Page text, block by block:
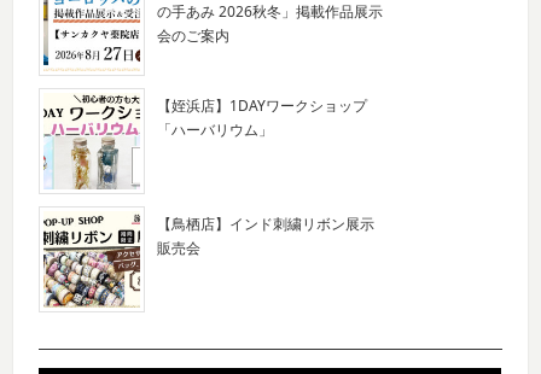
の手あみ 2026秋冬」掲載作品展示
会のご案内
【姪浜店】1DAYワークショップ
「ハーバリウム」
【鳥栖店】インド刺繍リボン展示
販売会